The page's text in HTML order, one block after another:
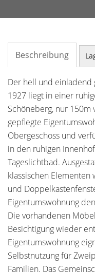
Beschreibung
Der hell und einladend
1927 liegt in einer
Schöneberg, nur 150m
gepflegte
Obergeschoss und
in den ruhigen
Tageslichtbad.
klassischen
und
Eigentumswohnung
Die vorhandenen
Besichtigung wieder
Eigentumswohnung
Selbstnutzung für
Familien. Das